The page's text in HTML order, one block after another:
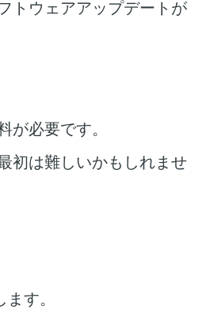
トウェアアップデートが
が必要です。
初は難しいかもしれませ
す。